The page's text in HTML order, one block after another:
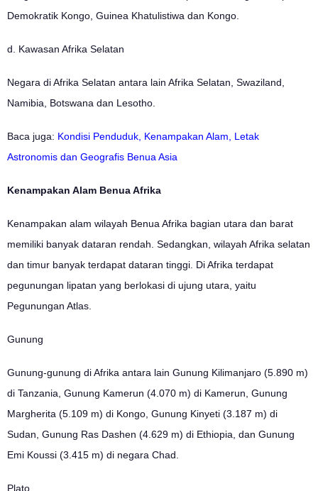
Demokratik Kongo, Guinea Khatulistiwa dan Kongo.
d. Kawasan Afrika Selatan
Negara di Afrika Selatan antara lain Afrika Selatan, Swaziland,
Namibia, Botswana dan Lesotho.
Baca juga: Kondisi Penduduk, Kenampakan Alam, Letak
Astronomis dan Geografis Benua Asia
Kenampakan Alam Benua Afrika
Kenampakan alam wilayah Benua Afrika bagian utara dan barat
memiliki banyak dataran rendah. Sedangkan, wilayah Afrika selatan
dan timur banyak terdapat dataran tinggi. Di Afrika terdapat
pegunungan lipatan yang berlokasi di ujung utara, yaitu
Pegunungan Atlas.
Gunung
Gunung-gunung di Afrika antara lain Gunung Kilimanjaro (5.890 m)
di Tanzania, Gunung Kamerun (4.070 m) di Kamerun, Gunung
Margherita (5.109 m) di Kongo, Gunung Kinyeti (3.187 m) di
Sudan, Gunung Ras Dashen (4.629 m) di Ethiopia, dan Gunung
Emi Koussi (3.415 m) di negara Chad.
Plato